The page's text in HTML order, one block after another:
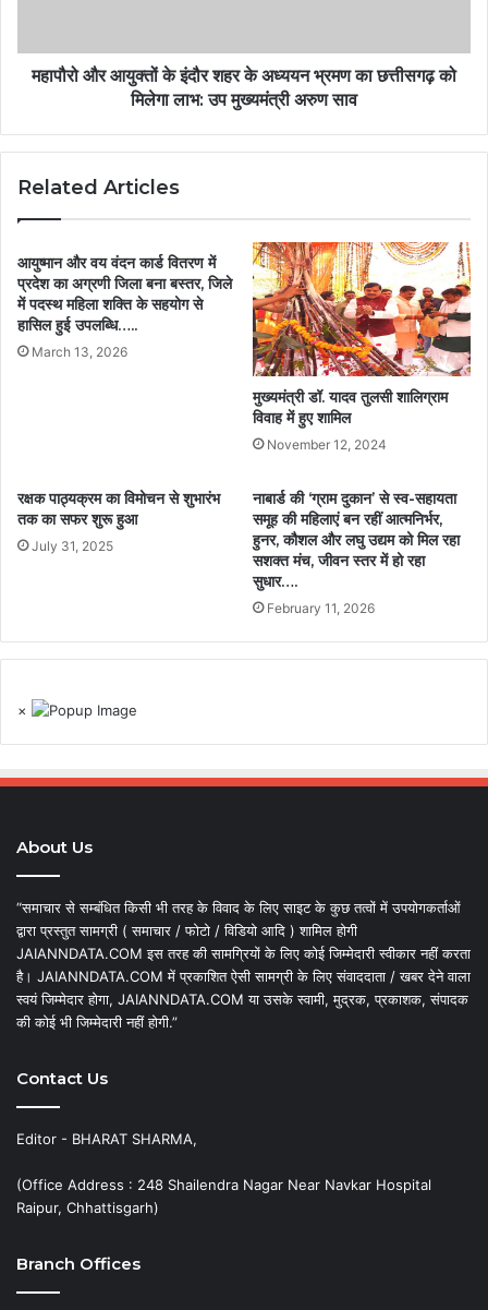
महापौरो और आयुक्तों के इंदौर शहर के अध्ययन भ्रमण का छत्तीसगढ़ को
मिलेगा लाभ: उप मुख्यमंत्री अरुण साव
Related Articles
आयुष्मान और वय वंदन कार्ड वितरण में
प्रदेश का अग्रणी जिला बना बस्तर, जिले
में पदस्थ महिला शक्ति के सहयोग से
हासिल हुई उपलब्धि…..
March 13, 2026
मुख्यमंत्री डॉ. यादव तुलसी शालिग्राम
विवाह में हुए शामिल
November 12, 2024
रक्षक पाठ्यक्रम का विमोचन से शुभारंभ
तक का सफर शुरू हुआ
July 31, 2025
नाबार्ड की ‘ग्राम दुकान’ से स्व-सहायता
समूह की महिलाएं बन रहीं आत्मनिर्भर,
हुनर, कौशल और लघु उद्यम को मिल रहा
सशक्त मंच, जीवन स्तर में हो रहा
सुधार….
February 11, 2026
×
About Us
“समाचार से सम्बंधित किसी भी तरह के विवाद के लिए साइट के कुछ तत्वों में उपयोगकर्ताओं
द्वारा प्रस्तुत सामग्री ( समाचार / फोटो / विडियो आदि ) शामिल होगी
JAIANNDATA.COM इस तरह की सामग्रियों के लिए कोई जिम्मेदारी स्वीकार नहीं करता
है। JAIANNDATA.COM में प्रकाशित ऐसी सामग्री के लिए संवाददाता / खबर देने वाला
स्वयं जिम्मेदार होगा, JAIANNDATA.COM या उसके स्वामी, मुद्रक, प्रकाशक, संपादक
की कोई भी जिम्मेदारी नहीं होगी.”
Contact Us
Editor - BHARAT SHARMA,
(Office Address : 248 Shailendra Nagar Near Navkar Hospital
Raipur, Chhattisgarh)
Branch Offices